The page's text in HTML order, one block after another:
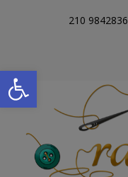
Open toolbar
210 9842836